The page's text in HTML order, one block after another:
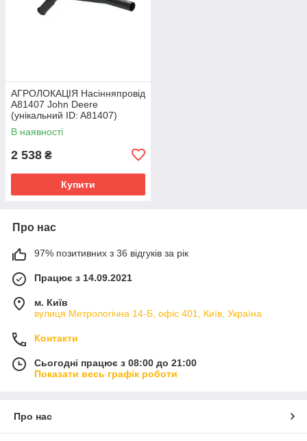
АГРОЛОКАЦІЯ Насінняпровід
A81407 John Deere
(унікальний ID: A81407)
В наявності
2 538 ₴
Купити
Про нас
97% позитивних з 36 відгуків за рік
Працює з 14.09.2021
м. Київ
вулиця Метрологічна 14-Б, офіс 401, Київ, Україна
Контакти
Сьогодні працює з 08:00 до 21:00
Показати весь графік роботи
Про нас